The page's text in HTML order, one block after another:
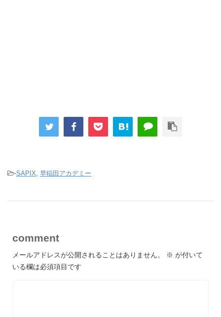
-SAPIX 早稲田アカデミー
comment
メールアドレスが公開されることはありません。 ※ が付いて
いる欄は必須項目です